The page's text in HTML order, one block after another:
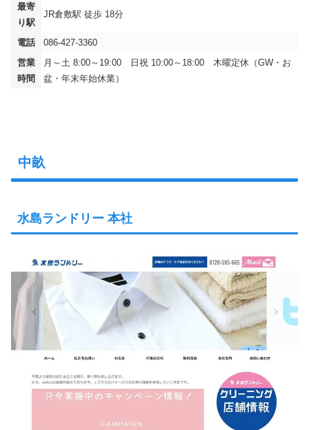
最寄
り駅
JR倉敷駅 徒歩 18分
電話
086-427-3360
営業
時間
月～土 8:00～19:00 日祝 10:00～18:00 木曜定休（GW・お
盆・年末年始休業）
中畝
水島ランドリー 本社